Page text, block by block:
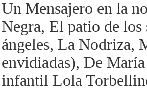
Un Mensajero en la
Negra, El patio de
ángeles, La Nodriza,
envidiadas), De
infantil Lola